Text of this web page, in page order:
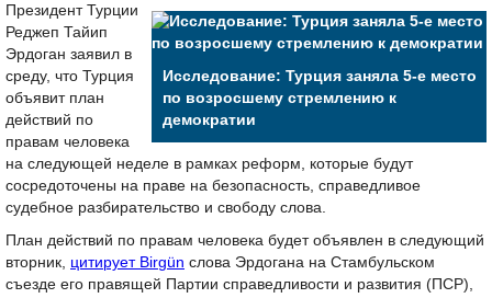
Исследование: Турция заняла 5-е место
по возросшему стремлению к
демократии
Президент Турции
Реджеп Тайип
Эрдоган заявил в
среду, что Турция
объявит план
действий по
правам человека
на следующей неделе в рамках реформ, которые будут
сосредоточены на праве на безопасность, справедливое
судебное разбирательство и свободу слова.
План действий по правам человека будет объявлен в следующий
вторник, цитирует Birgün слова Эрдогана на Стамбульском
съезде его правящей Партии справедливости и развития (ПСР),